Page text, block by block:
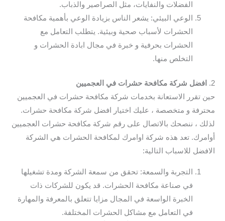
الفضلات والنفايات، مثل الصراصير والذباب.
الوعي البيئي: يشعر الناس بزيادة الوعي بأهمية مكافحة
الحشرات لأسباب صحية وبيئية. يتطلب التعامل مع
الحشرات بحرفية و خبرة في مجال ابادة الحشرات و
التخلص منها.
2.
افضل شركة مكافحة حشرات في العجميين
حين تقرر الاستعانة بخدمات شركة مكافحة حشرات في العجميين
محترفة و متخصصة ، عليك اختيار افضل شركة مكافحة حشرات.
لذلك ، ننصحك بالاتصال على رقم شركة مكافحة حشرات العجميين
أوامرك. تعد هذه شركة اوامرك لمكافحة الحشرات هي الشركة
الافضل للاسباب التالية:
التجربة والسمعة: تحقق من سمعة الشركة ومدة تشغيلها
في صناعة مكافحة الحشرات. قد يكون للشركات ذات
الخبرة الواسعة في المجال مزايا تتعلق بالمعرفة والمهارة
في التعامل مع مشاكل الحشرات المختلفة.